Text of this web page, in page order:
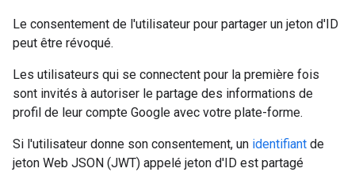
Le consentement de l'utilisateur pour partager un jeton d'ID
peut être révoqué.
Les utilisateurs qui se connectent pour la première fois
sont invités à autoriser le partage des informations de
profil de leur compte Google avec votre plate-forme.
Si l'utilisateur donne son consentement, un identifiant de
jeton Web JSON (JWT) appelé jeton d'ID est partagé